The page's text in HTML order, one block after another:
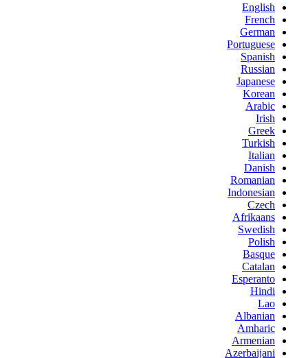
English
French
German
Portuguese
Spanish
Russian
Japanese
Korean
Arabic
Irish
Greek
Turkish
Italian
Danish
Romanian
Indonesian
Czech
Afrikaans
Swedish
Polish
Basque
Catalan
Esperanto
Hindi
Lao
Albanian
Amharic
Armenian
Azerbaijani